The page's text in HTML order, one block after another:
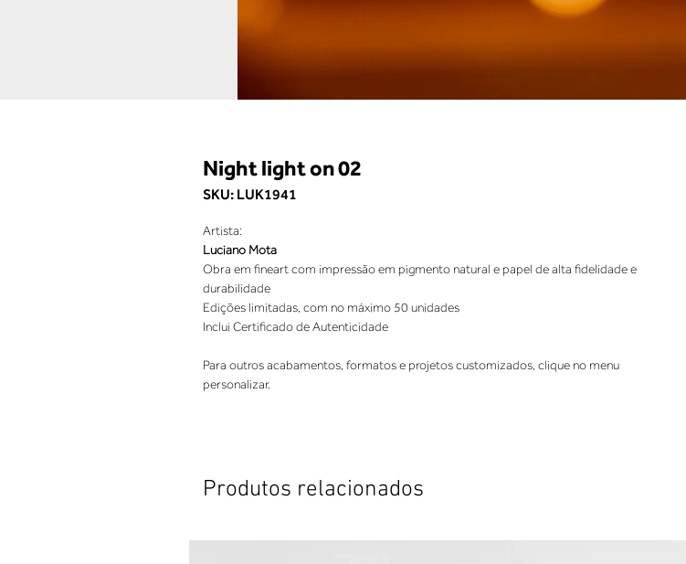
Night light on 02
SKU: LUK1941
Artista:
Luciano Mota
Obra em fineart com impressão em pigmento natural e papel de alta fidelidade e
durabilidade
Edições limitadas, com no máximo 50 unidades
Inclui Certificado de Autenticidade
Para outros acabamentos, formatos e projetos customizados, clique no menu
personalizar.
Produtos relacionados